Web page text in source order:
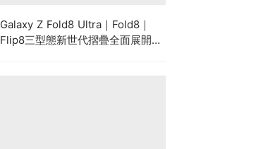
Galaxy Z Fold8 Ultra｜Fold8｜
Flip8三型態新世代摺疊全面展開！